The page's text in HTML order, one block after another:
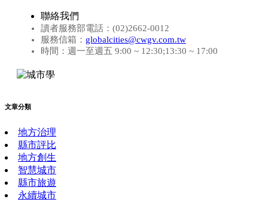
聯絡我們
讀者服務部電話：(02)2662-0012
服務信箱： globalcities@cwgv.com.tw
時間：週一至週五 9:00 ~ 12:30;13:30 ~ 17:00
文章分類
地方治理
縣市評比
地方創生
智慧城市
縣市旅遊
永續城市